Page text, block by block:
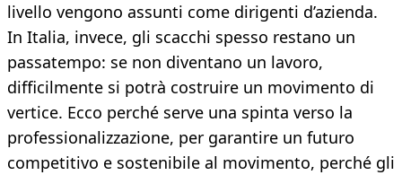
livello vengono assunti come dirigenti d’azienda.
In Italia, invece, gli scacchi spesso restano un
passatempo: se non diventano un lavoro,
difficilmente si potrà costruire un movimento di
vertice. Ecco perché serve una spinta verso la
professionalizzazione, per garantire un futuro
competitivo e sostenibile al movimento, perché gli